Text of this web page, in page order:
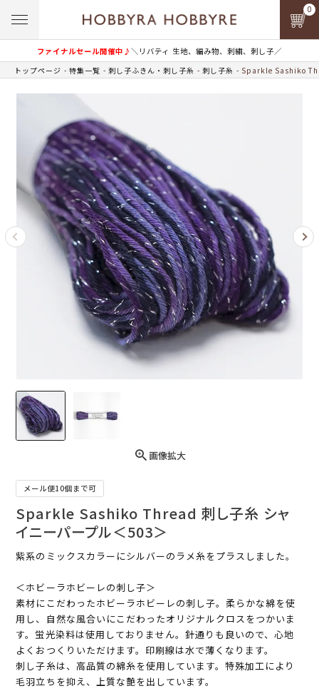
ファイナルセール開催中♪＼リバティ 生地、編み物、刺繍、刺し子／
0
トップページ 特集一覧 刺し子ふきん・刺し子糸 刺し子糸 Sparkle Sashiko
画像拡大
メール便10個まで可
Sparkle Sashiko Thread 刺し子糸 シャ
イニーパープル＜503＞
紫系のミックスカラーにシルバーのラメ糸をプラスしました。
＜ホビーラホビーレの刺し子＞
素材にこだわったホビーラホビーレの刺し子。柔らかな綿を使
用し、自然な風合いにこだわったオリジナルクロスをつかいま
す。蛍光染料は使用しておりません。針通りも良いので、心地
よくおつくりいただけます。印刷線は水で薄くなります。
刺し子糸は、高品質の綿糸を使用しています。特殊加工により
毛羽立ちを抑え、上質な艶を出しています。